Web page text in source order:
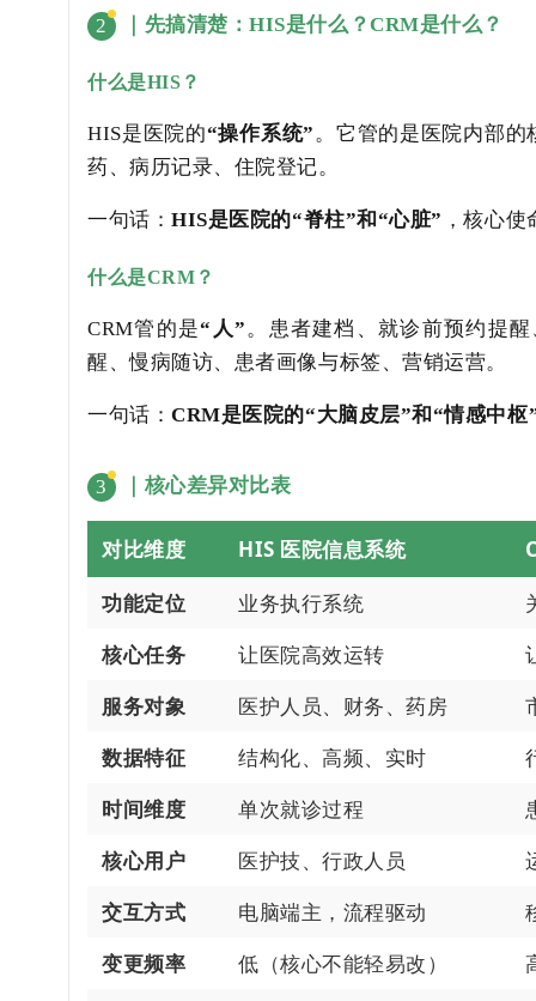
2 ｜先搞清楚：HIS是什么？CRM是什么？
什么是HIS？
HIS是医院的“操作系统”。它管的是医院内部
药、病历记录、住院登记。
一句话：HIS是医院的“脊柱”和“心脏” ，核心
什么是CRM？
CRM管的是“人”。患者建档、就诊前预约提
醒、慢病随访、患者画像与标签、营销运营。
一句话：CRM是医院的“大脑皮层”和“情感中枢
3 ｜核心差异对比表
对比维度 HIS 医院信息系统
功能定位
业务执行系统
核心任务
让医院高效运转
服务对象
医护人员、财务、药房
数据特征
结构化、高频、实时
时间维度
单次就诊过程
核心用户
医护技、行政人员
交互方式
电脑端主，流程驱动
变更频率
低（核心不能轻易改）